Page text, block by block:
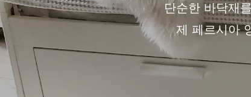
단순한 바닥재
제 페르시아